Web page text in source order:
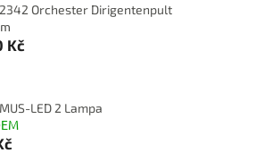
Orchester Dirigentenpult
Kč
LED 2 Lampa